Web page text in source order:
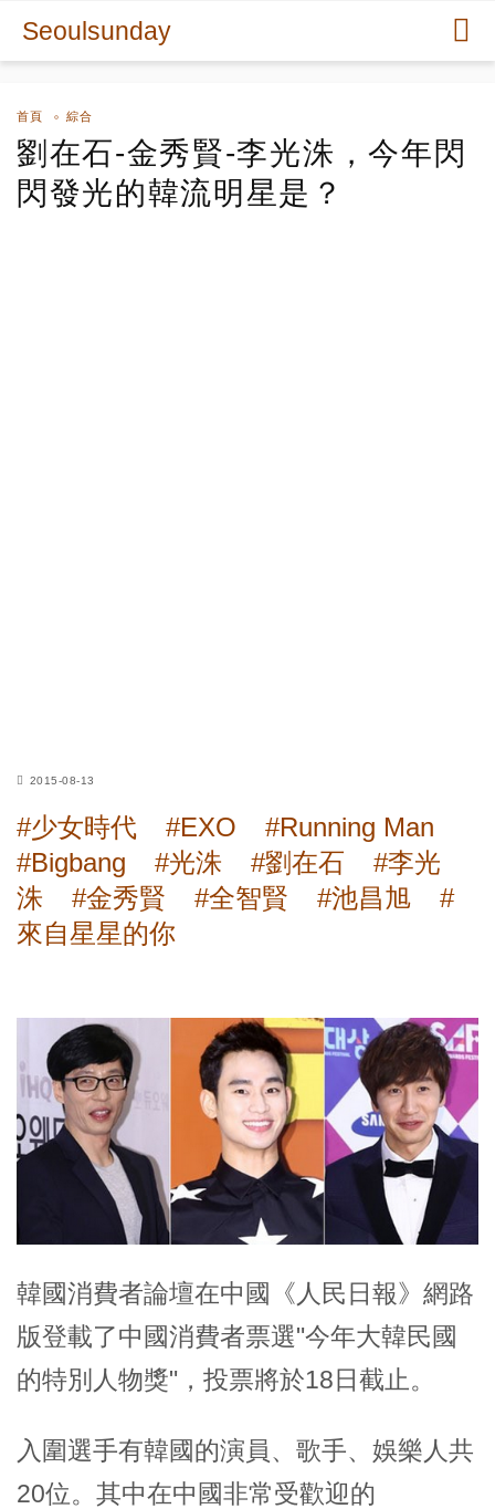
Seoulsunday
首頁 綜合
劉在石-金秀賢-李光洙，今年閃
閃發光的韓流明星是？
2015-08-13
#少女時代 #EXO
#Running Man
#Bigbang
#光洙 #劉在石
#李光
洙
#金秀賢 #全智賢 #池昌旭
#
來自星星的你
韓國消費者論壇在中國《人民日報》網路
版登載了中國消費者票選"今年大韓民國
的特別人物獎"，投票將於18日截止。
入圍選手有韓國的演員、歌手、娛樂人共
20位。其中在中國非常受歡迎的